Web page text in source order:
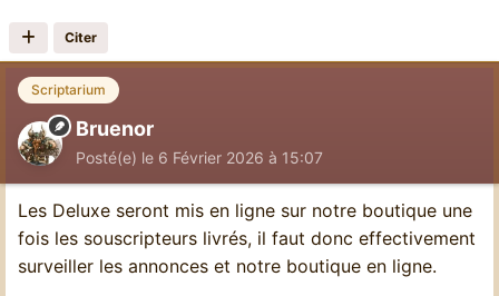
Citer
Scriptarium
Bruenor
Posté(e) le 6 Février 2026 à 15:07
Les Deluxe seront mis en ligne sur notre boutique une
fois les souscripteurs livrés, il faut donc effectivement
surveiller les annonces et notre boutique en ligne.